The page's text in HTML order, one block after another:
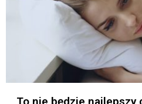
To nie będzie najlepszy